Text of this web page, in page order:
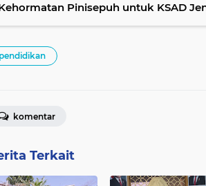
Pinisepuh untuk KSAD
pendidikan
komentar
Terkait